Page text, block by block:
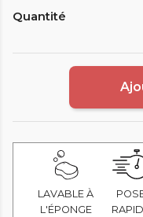
Quantité
LAVABLE À
L'ÉPONGE